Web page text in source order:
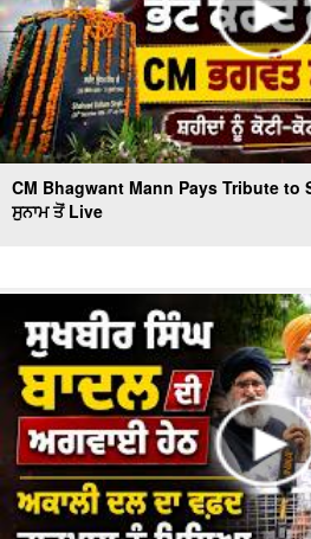
CM Bhagwant Mann Pays Tribute to
ਸੁਨਾਮ ਤੋਂ Live